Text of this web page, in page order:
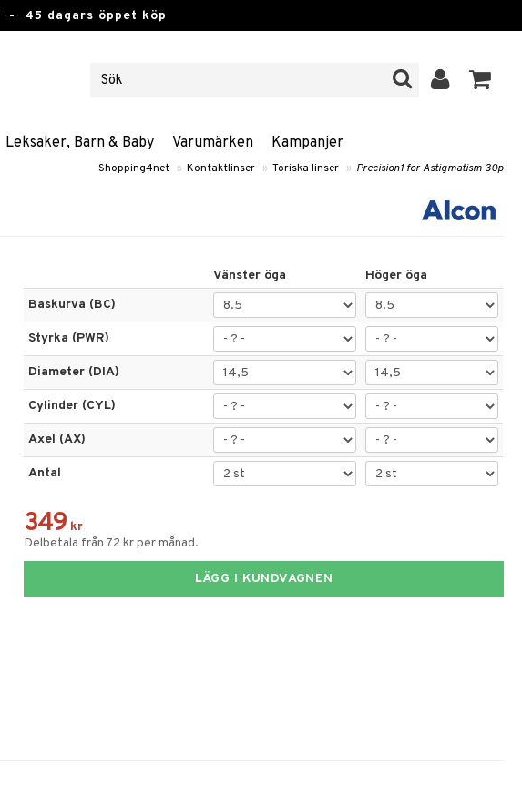
- 45 dagars öppet köp
Leksaker, Barn & Baby Varumärken Kampanjer
Shopping4net » Kontaktlinser » Toriska linser » Precision1 for Astigmatism 30p
Vänster öga
Höger öga
Baskurva (BC)
Styrka (PWR)
Diameter (DIA)
Cylinder (CYL)
Axel (AX)
Antal
349 kr
Delbetala från 72 kr per månad.
LÄGG I KUNDVAGNEN